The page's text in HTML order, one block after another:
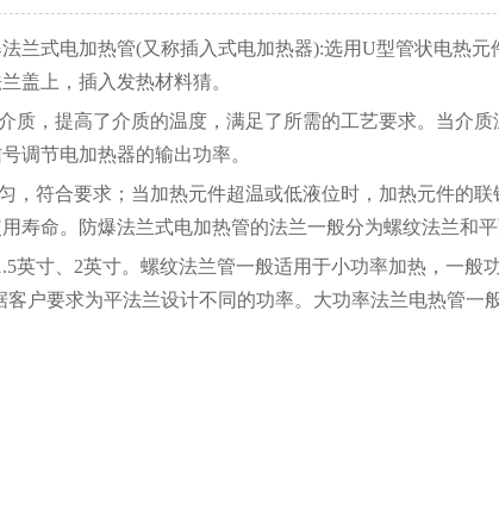
兰式电加热管(又称插入式电加热器):选用U型管状电热元
盖上，插入发热材料猜。
质，提高了介质的温度，满足了所需的工艺要求。当介
调节电加热器的输出功率。
，符合要求；当加热元件超温或低液位时，加热元件的联
寿命。防爆法兰式电加热管的法兰一般分为螺纹法兰和平
英寸、2英寸。螺纹法兰管一般适用于小功率加热，一般
户要求为平法兰设计不同的功率。大功率法兰电热管一